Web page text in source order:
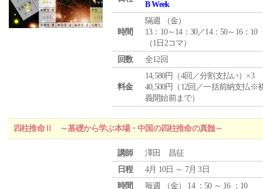
B Week
時間
隔週 （金）
13：10～14：30／14：50～16：10
（1日2コマ）
回数
全12回
料金
14,580円（4回／分割支払い）×3
40,500円（12回／一括前納支払※
義開始前まで）
四柱推命Ⅱ ～基礎から学ぶ本場・中国の四柱推命の真髄～
講師
澤田 昌征
日程
4月 10日 ～ 7月 3日
時間
毎週 （金） 14 ：50 ～ 16 ：10